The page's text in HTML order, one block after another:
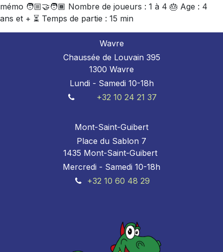
mémo 🧑🏼‍🤝‍🧑🏾 Nombre de joueurs : 1 à 4 🎂 Age : 4
ans et + ⏳ Temps de partie : 15 min
Wavre
Chaussée de Louvain 395
1300 Wavre
Lundi - Samedi 10-18h
+32 10 24 21 37
Mont-Saint-Guibert
Place du Sablon 7
1435 Mont-Saint-Guibert
Mercredi - Samedi 10-18h
+32 10 60 48 29